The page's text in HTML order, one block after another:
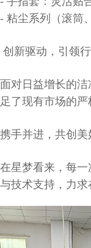
- 粘尘系列（滚筒
创新驱动，引领
面对日益增长的
足了现有市场的
携手并进，共创美
在星梦看来，每
与技术支持，力